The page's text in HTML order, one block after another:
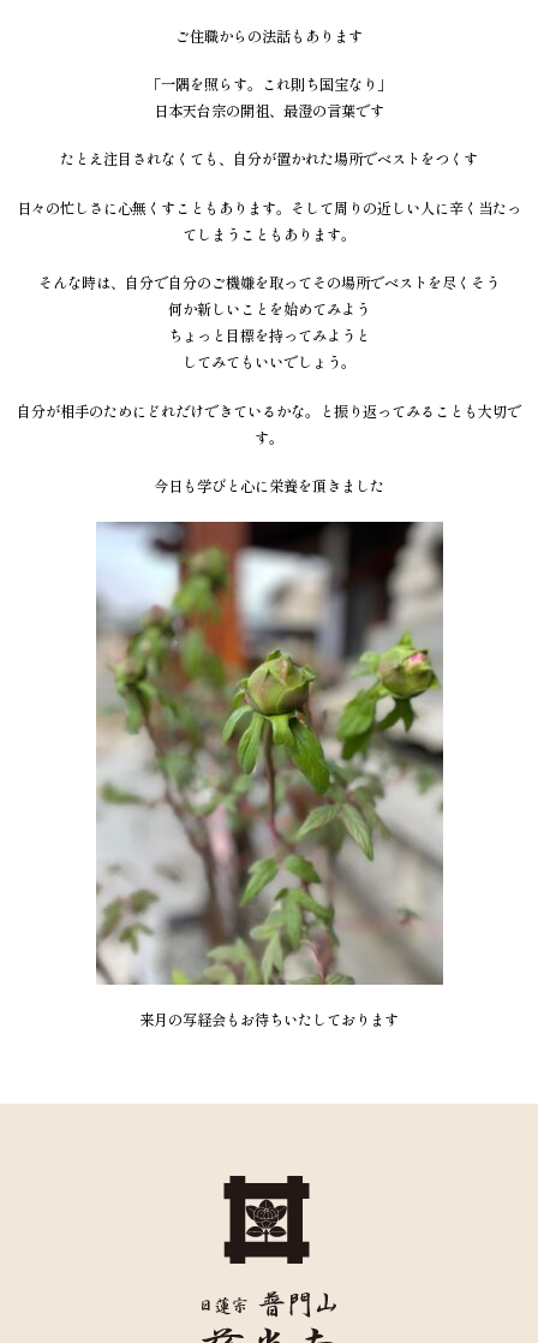
ご住職からの法話もあります
「一隅を照らす。これ則ち国宝なり」
日本天台宗の開祖、最澄の言葉です
たとえ注目されなくても、自分が置かれた場所でベストをつくす
日々の忙しさに心無くすこともあります。そして周りの近しい人に辛く当たっ
てしまうこともあります。
そんな時は、自分で自分のご機嫌を取ってその場所でベストを尽くそう
何か新しいことを始めてみよう
ちょっと目標を持ってみようと
してみてもいいでしょう。
自分が相手のためにどれだけできているかな。と振り返ってみることも大切で
す。
今日も学びと心に栄養を頂きました
来月の写経会もお待ちいたしております